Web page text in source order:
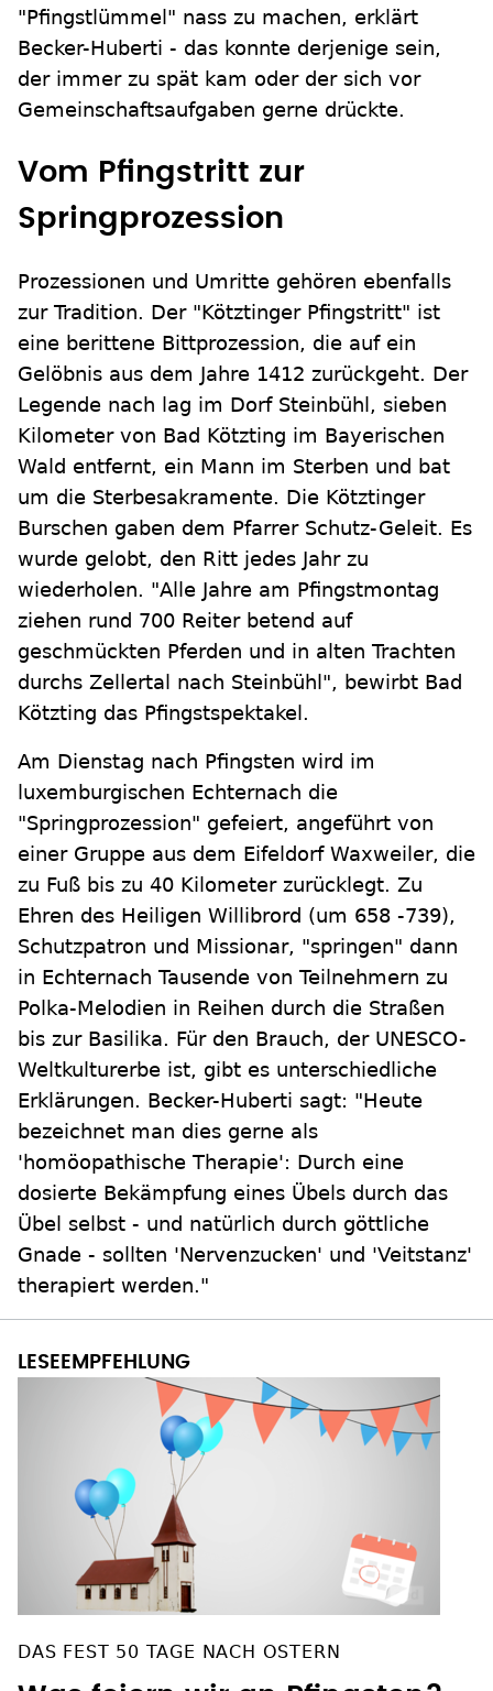
"Pfingstlümmel" nass zu machen, erklärt
Becker-Huberti - das konnte derjenige sein,
der immer zu spät kam oder der sich vor
Gemeinschaftsaufgaben gerne drückte.
Vom Pfingstritt zur
Springprozession
Prozessionen und Umritte gehören ebenfalls
zur Tradition. Der "Kötztinger Pfingstritt" ist
eine berittene Bittprozession, die auf ein
Gelöbnis aus dem Jahre 1412 zurückgeht. Der
Legende nach lag im Dorf Steinbühl, sieben
Kilometer von Bad Kötzting im Bayerischen
Wald entfernt, ein Mann im Sterben und bat
um die Sterbesakramente. Die Kötztinger
Burschen gaben dem Pfarrer Schutz-Geleit. Es
wurde gelobt, den Ritt jedes Jahr zu
wiederholen. "Alle Jahre am Pfingstmontag
ziehen rund 700 Reiter betend auf
geschmückten Pferden und in alten Trachten
durchs Zellertal nach Steinbühl", bewirbt Bad
Kötzting das Pfingstspektakel.
Am Dienstag nach Pfingsten wird im
luxemburgischen Echternach die
"Springprozession" gefeiert, angeführt von
einer Gruppe aus dem Eifeldorf Waxweiler, die
zu Fuß bis zu 40 Kilometer zurücklegt. Zu
Ehren des Heiligen Willibrord (um 658 -739),
Schutzpatron und Missionar, "springen" dann
in Echternach Tausende von Teilnehmern zu
Polka-Melodien in Reihen durch die Straßen
bis zur Basilika. Für den Brauch, der UNESCO-
Weltkulturerbe ist, gibt es unterschiedliche
Erklärungen. Becker-Huberti sagt: "Heute
bezeichnet man dies gerne als
'homöopathische Therapie': Durch eine
dosierte Bekämpfung eines Übels durch das
Übel selbst - und natürlich durch göttliche
Gnade - sollten 'Nervenzucken' und 'Veitstanz'
therapiert werden."
DAS FEST 50 TAGE NACH OSTERN